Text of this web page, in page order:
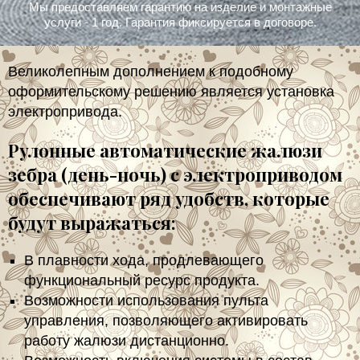
Великолепным дополнением к подобному
оформительскому решению является установка
электропривода.
Рулонные автоматические жалюзи
зебра (день-ночь) с электроприводом
обеспечивают ряд удобств, которые
будут выражаться:
В плавности хода, продлевающего
функциональный ресурс продукта.
Возможности использования пульта
управления, позволяющего активировать
работу жалюзи дистанционно.
Возможность включения системы в состав
общего контура «Умного дома», если